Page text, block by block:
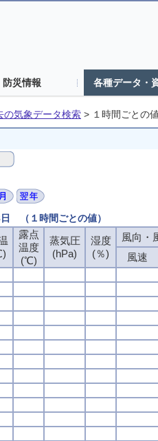
防災情報 各種データ・
の気象データ検索 > １時間ごとの
（１時間ごとの値）
露点
温度
(℃)
蒸気圧
(hPa)
湿度
(％)
風向・
風速